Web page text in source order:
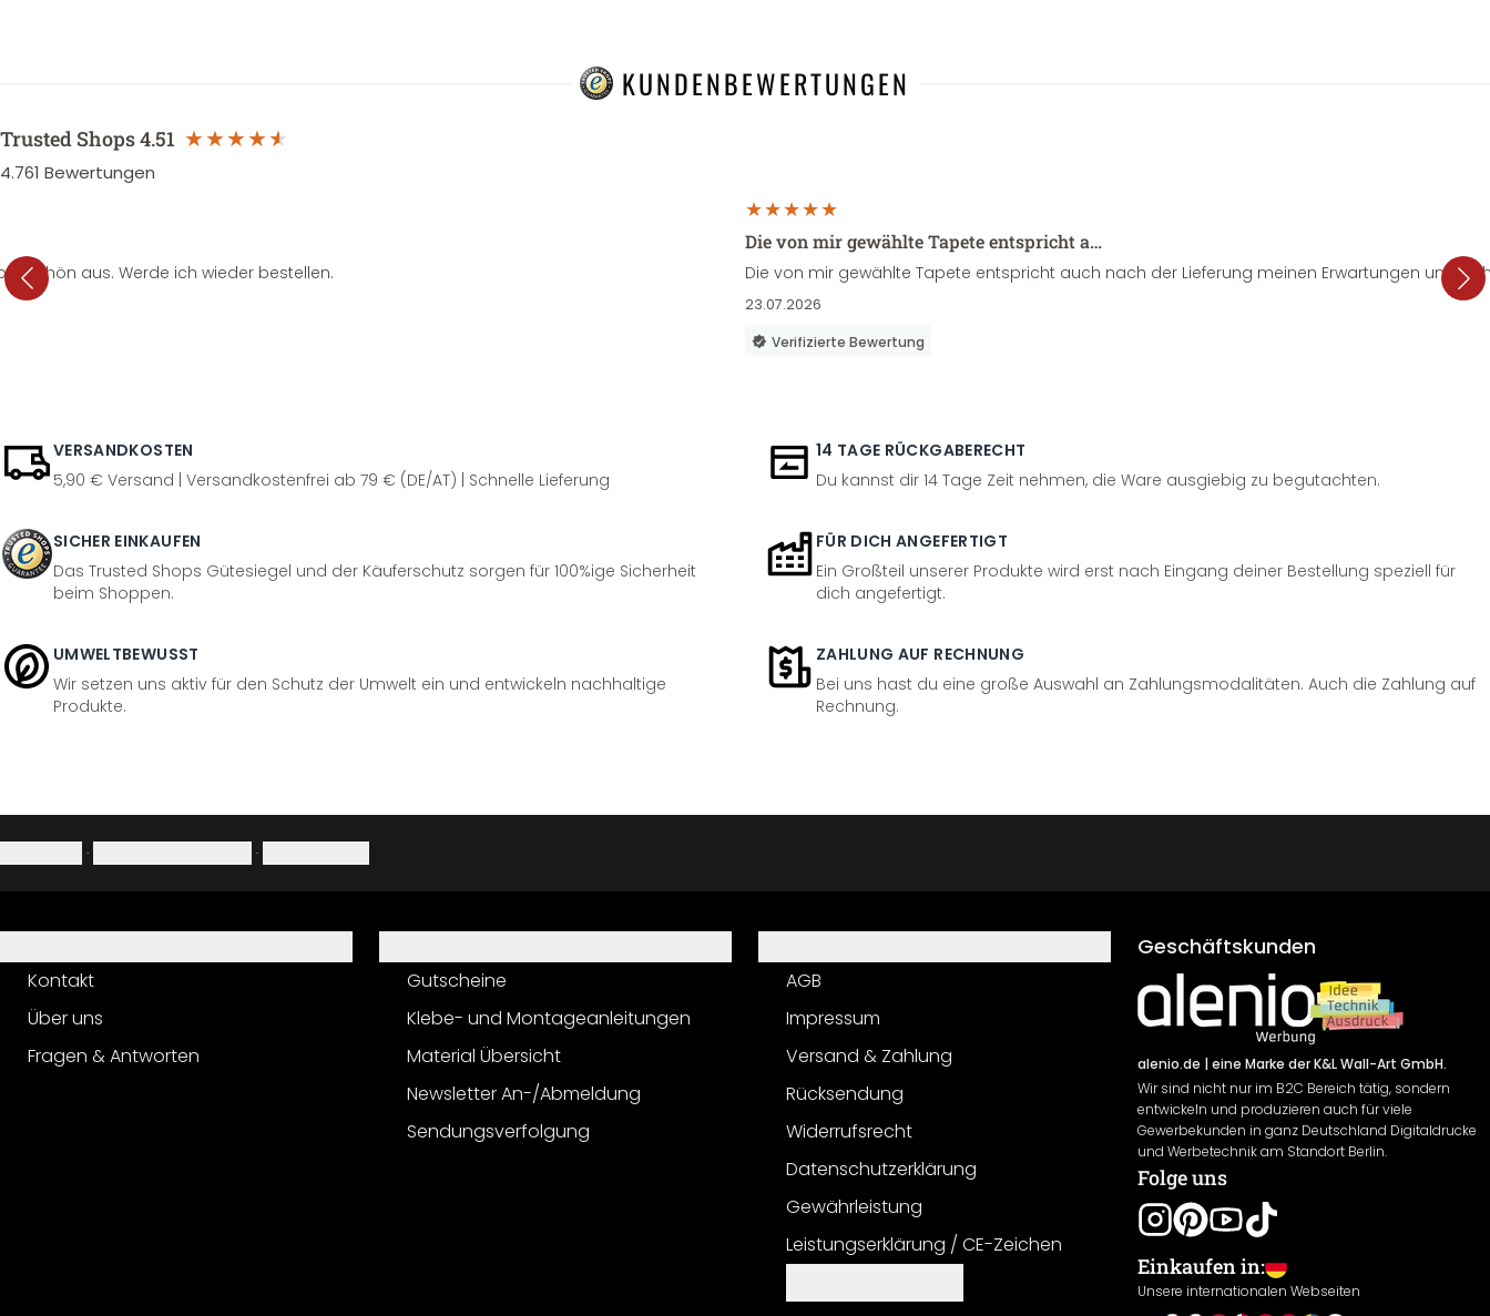
KUNDENBEWERTUNGEN
Trusted Shops4.51
4.761 Bewertungen
schön aus. Werde ich wieder bestellen.
Die von mir gewählte Tapete entspricht a…
Die von mir gewählte Tapete entspricht auch nach der Lieferung meinen Erwartungen und
23.07.2026
Verifizierte Bewertung
VERSANDKOSTEN
5,90 € Versand | Versandkostenfrei ab 79 € (DE/AT) | Schnelle Lieferung
14 TAGE RÜCKGABERECHT
Du kannst dir 14 Tage Zeit nehmen, die Ware ausgiebig zu begutachten.
SICHER EINKAUFEN
Das Trusted Shops Gütesiegel und der Käuferschutz sorgen für 100%ige Sicherheit
beim Shoppen.
FÜR DICH ANGEFERTIGT
Ein Großteil unserer Produkte wird erst nach Eingang deiner Bestellung speziell für
dich angefertigt.
UMWELTBEWUSST
Wir setzen uns aktiv für den Schutz der Umwelt ein und entwickeln nachhaltige
Produkte.
ZAHLUNG AUF RECHNUNG
Bei uns hast du eine große Auswahl an Zahlungsmodalitäten. Auch die Zahlung auf
Rechnung.
· ·
Kontakt
Über uns
Fragen & Antworten
Gutscheine
Klebe- und Montageanleitungen
Material Übersicht
Newsletter An-/Abmeldung
Sendungsverfolgung
AGB
Impressum
Versand & Zahlung
Rücksendung
Widerrufsrecht
Datenschutzerklärung
Gewährleistung
Leistungserklärung / CE-Zeichen
Geschäftskunden
alenio.de | eine Marke der K&L Wall-Art GmbH.
Wir sind nicht nur im B2C Bereich tätig, sondern
entwickeln und produzieren auch für viele
Gewerbekunden in ganz Deutschland Digitaldrucke
und Werbetechnik am Standort Berlin.
Folge uns
Einkaufen in:
Unsere internationalen Webseiten